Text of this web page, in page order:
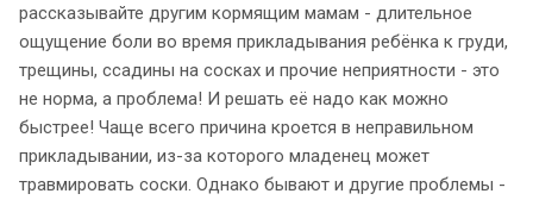
рассказывайте другим кормящим мамам - длительное
ощущение боли во время прикладывания ребёнка к груди,
трещины, ссадины на сосках и прочие неприятности - это
не норма, а проблема! И решать её надо как можно
быстрее! Чаще всего причина кроется в неправильном
прикладывании, из-за которого младенец может
травмировать соски. Однако бывают и другие проблемы -